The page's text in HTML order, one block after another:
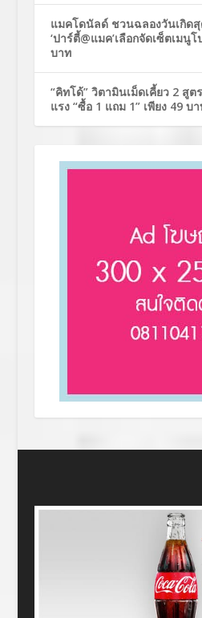
แมคโดนัลด์ ชวนฉลองวันเกิด
‘ปาร์ตี้@แมค’เลือกจัดเซ็ตเมนูโ
บาท
“คิทโด้” วิตามินเม็ดเคี้ยว 2 สูต
แรง “ซื้อ 1 แถม 1” เพียง 49 บ